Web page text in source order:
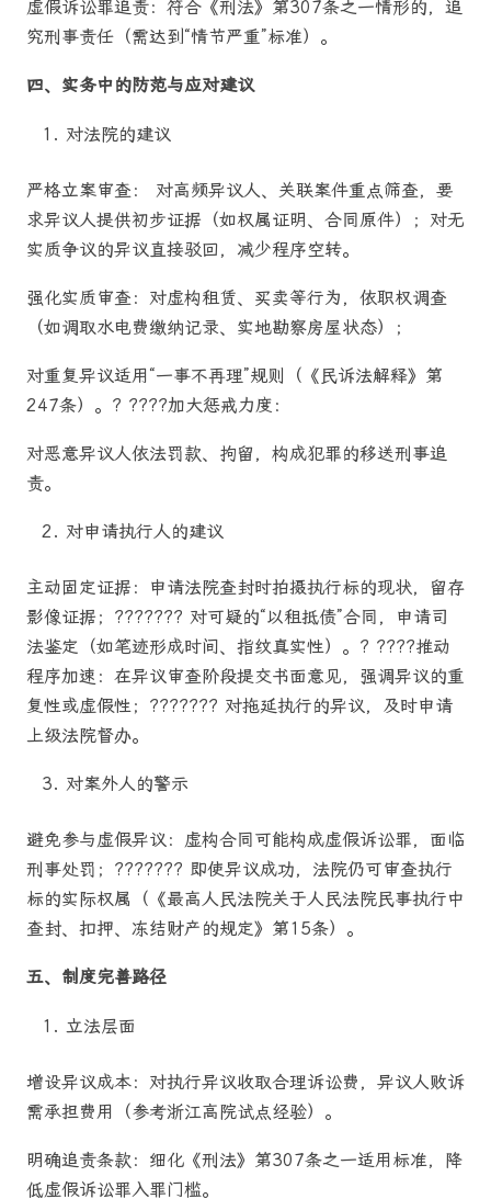
虚假诉讼罪追责：符合《刑法》第307条之一情形的，追
究刑事责任（需达到“情节严重”标准）。
四、实务中的防范与应对建议
对法院的建议
严格立案审查： 对高频异议人、关联案件重点筛查，要
求异议人提供初步证据（如权属证明、合同原件）；对无
实质争议的异议直接驳回，减少程序空转。
强化实质审查：对虚构租赁、买卖等行为，依职权调查
（如调取水电费缴纳记录、实地勘察房屋状态）；
对重复异议适用“一事不再理”规则（《民诉法解释》第
247条）。? ????加大惩戒力度：
对恶意异议人依法罚款、拘留，构成犯罪的移送刑事追
责。
对申请执行人的建议
主动固定证据：申请法院查封时拍摄执行标的现状，留存
影像证据；??????? 对可疑的“以租抵债”合同，申请司
法鉴定（如笔迹形成时间、指纹真实性）。? ????推动
程序加速：在异议审查阶段提交书面意见，强调异议的重
复性或虚假性；??????? 对拖延执行的异议，及时申请
上级法院督办。
对案外人的警示
避免参与虚假异议：虚构合同可能构成虚假诉讼罪，面临
刑事处罚；??????? 即使异议成功，法院仍可审查执行
标的实际权属（《最高人民法院关于人民法院民事执行中
查封、扣押、冻结财产的规定》第15条）。
五、制度完善路径
立法层面
增设异议成本：对执行异议收取合理诉讼费，异议人败诉
需承担费用（参考浙江高院试点经验）。
明确追责条款：细化《刑法》第307条之一适用标准，降
低虚假诉讼罪入罪门槛。